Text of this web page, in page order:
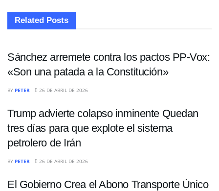
Related Posts
INTERNACIONALES
Sánchez arremete contra los pactos PP-Vox:
«Son una patada a la Constitución»
BY PETER 26 DE ABRIL DE 2026
Trump advierte colapso inminente Quedan
tres días para que explote el sistema
petrolero de Irán
BY PETER 26 DE ABRIL DE 2026
El Gobierno Crea el Abono Transporte Único